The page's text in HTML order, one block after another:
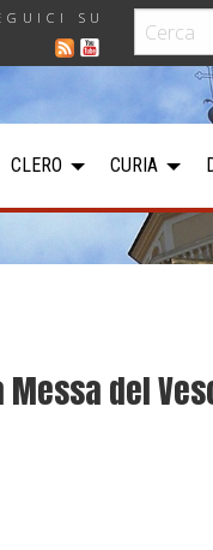
SU
CLERO CURIA
del